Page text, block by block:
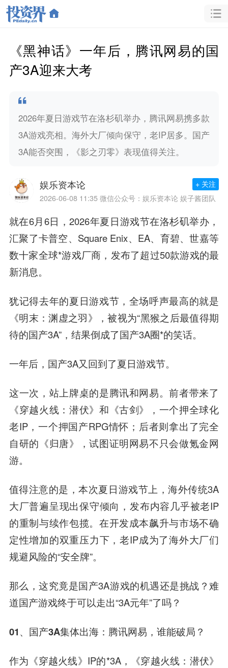
《黑神话》一年后，腾讯网易的国
产3A迎来大考
2026年夏日游戏节在洛杉矶举办，腾讯网易携多款
3A游戏亮相。海外大厂倾向保守，老IP居多。国产
3A能否突围，《影之刃零》表现值得关注。
娱乐资本论
2026-06-08 11:35 微信公众号：娱乐资本论 娱子酱团队
+ 关注
就在6月6日，2026年夏日游戏节在洛杉矶举办，
汇聚了卡普空、Square Enix、EA、育碧、世嘉等
数十家全球*游戏厂商，发布了超过50款游戏的最
新消息。
犹记得去年的夏日游戏节，全场呼声最高的就是
《明末：渊虚之羽》，被视为“黑猴之后最值得期
待的国产3A”，结果倒成了国产3A圈*的笑话。
一年后，国产3A又回到了夏日游戏节。
这一次，站上牌桌的是腾讯和网易。前者带来了
《穿越火线 ：潜伏》和《古剑》，一个押全球化
老IP，一个押国产RPG情怀；后者则拿出了完全
自研的《归唐》，试图证明网易不只会做氪金网
游。
值得注意的是，本次夏日游戏节上，海外传统3A
大厂普遍呈现出保守倾向，发布内容几乎被老IP
的重制与续作包揽。在开发成本飙升与市场不确
定性增加的双重压力下，老IP成为了海外大厂们
规避风险的“安全牌”。
那么，这究竟是国产3A游戏的机遇还是挑战？难
道国产游戏终于可以走出“3A元年”了吗？
01、国产3A集体出海：腾讯网易，谁能破局？
作为 《穿越火线》IP的*3A， 《穿越火线 ：潜伏》